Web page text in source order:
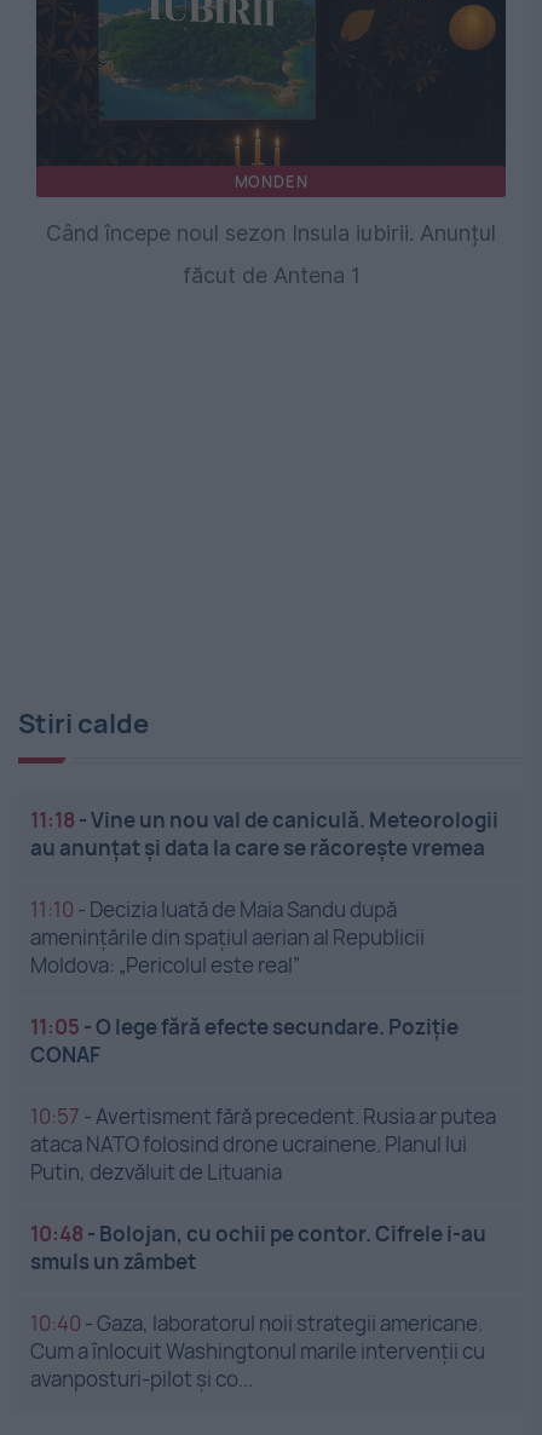
MONDEN
Când începe noul sezon Insula iubirii. Anunțul
făcut de Antena 1
Stiri calde
11:18 -Vine un nou val de caniculă. Meteorologii
au anunțat și data la care se răcorește vremea
11:10 - Decizia luată de Maia Sandu după
amenințările din spațiul aerian al Republicii
Moldova: „Pericolul este real”
11:05 -O lege fără efecte secundare. Poziție
CONAF
10:57 -Avertisment fără precedent. Rusia ar putea
ataca NATO folosind drone ucrainene. Planul lui
Putin, dezvăluit de Lituania
10:48 - Bolojan, cu ochii pe contor. Cifrele i-au
smuls un zâmbet
10:40 -Gaza, laboratorul noii strategii americane.
Cum a înlocuit Washingtonul marile intervenții cu
avanposturi-pilot și co...